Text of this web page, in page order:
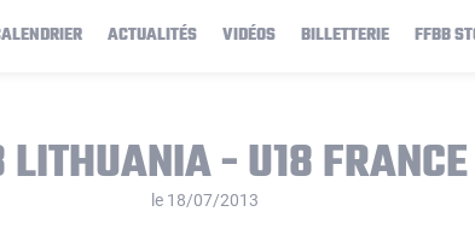
ACTUALITÉS VIDÉOS BILLETTERIE FFBB
LITHUANIA - U18 FRANCE
le 18/07/2013